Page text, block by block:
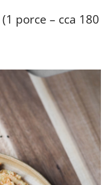
(1 porce – cca 180